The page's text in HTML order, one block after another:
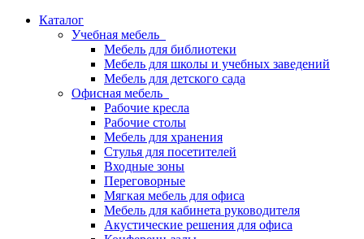
Каталог
Учебная мебель
Мебель для библиотеки
Мебель для школы и учебных заведений
Мебель для детского сада
Офисная мебель
Рабочие кресла
Рабочие столы
Мебель для хранения
Стулья для посетителей
Входные зоны
Переговорные
Мягкая мебель для офиса
Мебель для кабинета руководителя
Акустические решения для офиса